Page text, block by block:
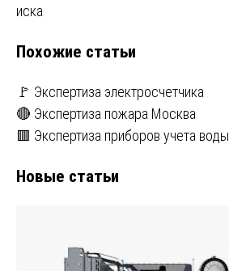
записям
иска
Похожие статьи
🚩 Экспертиза электросчетчика
🔴 Экспертиза пожара Москва
🟥 Экспертиза приборов учета воды
Новые статьи